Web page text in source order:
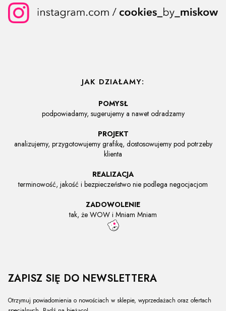
JAK DZIAŁAMY:
POMYSŁ
podpowiadamy, sugerujemy a nawet odradzamy
PROJEKT
analizujemy, przygotowujemy grafikę, dostosowujemy pod potrzeby
klienta
REALIZACJA
terminowość, jakość i bezpieczeństwo nie podlega negocjacjom
ZADOWOLENIE
tak, że WOW i Mniam Mniam
ZAPISZ SIĘ DO NEWSLETTERA
Otrzymuj powiadomienia o nowościach w sklepie, wyprzedażach oraz ofertach